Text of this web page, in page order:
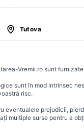
Tutova
Vremii.ro sunt
sunt în mod intrinsec
risc.
eventualele prejudicii,
multiple surse pentru a